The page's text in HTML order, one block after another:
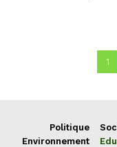
1
Politique
Environnement